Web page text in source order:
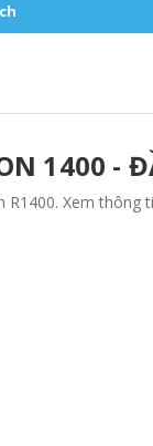
1400 -
Xem thông